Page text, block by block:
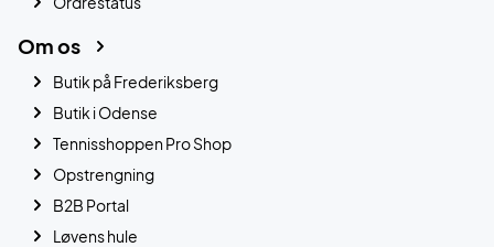
Om os
Butik på Frederiksberg
Butik i Odense
Tennisshoppen Pro Shop
Opstrengning
B2B Portal
Løvens hule